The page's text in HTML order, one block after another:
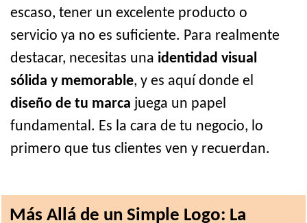
escaso, tener un excelente producto o
servicio ya no es suficiente. Para realmente
destacar, necesitas una identidad visual
sólida y memorable, y es aquí donde el
diseño de tu marca juega un papel
fundamental. Es la cara de tu negocio, lo
primero que tus clientes ven y recuerdan.
Más Allá de un Simple Logo: La